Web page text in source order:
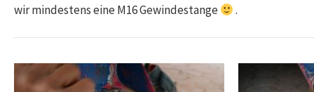
wir mindestens eine M16 Gewindestange
.